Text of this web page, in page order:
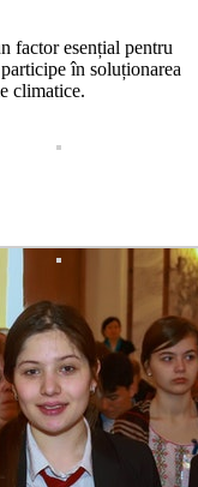
factor esențial pentru
în soluționarea
climatice.